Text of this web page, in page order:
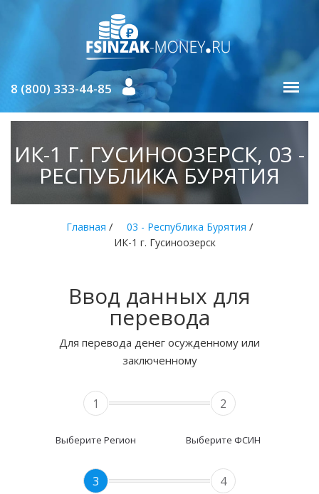
8 (800) 333-44-85
ИК-1 Г. ГУСИНООЗЕРСК, 03 -
РЕСПУБЛИКА БУРЯТИЯ
Главная / 03 - Республика Бурятия /
ИК-1 г. Гусиноозерск
Ввод данных для
перевода
Для перевода денег осужденному или
заключенному
1
Выберите Регион
2
Выберите ФСИН
3 4